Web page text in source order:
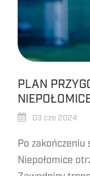
PLAN
03 cze 2024
Po
Niepołomice